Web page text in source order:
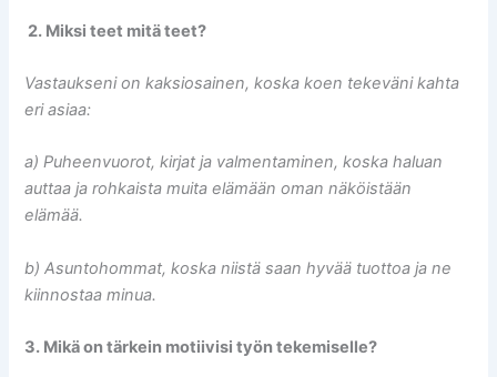
2. Miksi teet mitä teet?
Vastaukseni on kaksiosainen, koska koen tekeväni kahta
eri asiaa:
a) Puheenvuorot, kirjat ja valmentaminen, koska haluan
auttaa ja rohkaista muita elämään oman näköistään
elämää.
b) Asuntohommat, koska niistä saan hyvää tuottoa ja ne
kiinnostaa minua.
3. Mikä on tärkein motiivisi työn tekemiselle?